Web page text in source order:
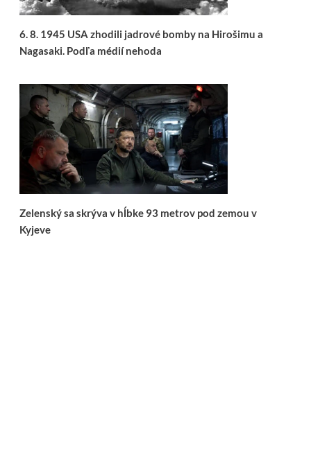
6. 8. 1945 USA zhodili jadrové bomby na Hirošimu a
Nagasaki. Podľa médií nehoda
Zelenský sa skrýva v hĺbke 93 metrov pod zemou v
Kyjeve